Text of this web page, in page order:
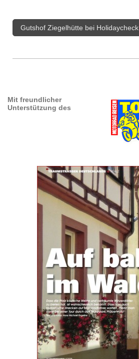
Gutshof Ziegelhütte bei Holidaycheck
Mit freundlicher
Unterstützung des